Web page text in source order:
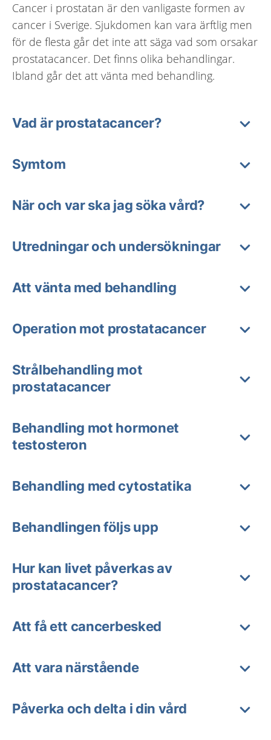
Cancer i prostatan är den vanligaste formen av
cancer i Sverige. Sjukdomen kan vara ärftlig men
för de flesta går det inte att säga vad som orsakar
prostatacancer. Det finns olika behandlingar.
Ibland går det att vänta med behandling.
Vad är prostatacancer?
Symtom
När och var ska jag söka vård?
Utredningar och undersökningar
Att vänta med behandling
Operation mot prostatacancer
Strålbehandling mot
prostatacancer
Behandling mot hormonet
testosteron
Behandling med cytostatika
Behandlingen följs upp
Hur kan livet påverkas av
prostatacancer?
Att få ett cancerbesked
Att vara närstående
Påverka och delta i din vård